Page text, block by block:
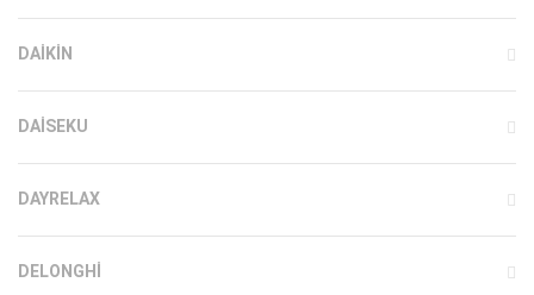
DAIKIN
DAISEKU
DAYRELAX
DELONGHI